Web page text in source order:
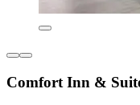
Comfort Inn &